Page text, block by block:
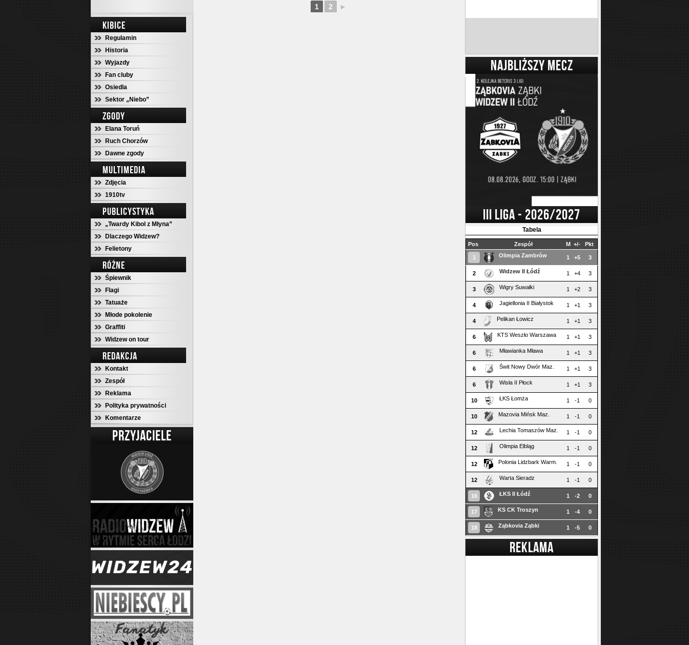
KIBICE
Regulamin
Historia
Wyjazdy
Fan cluby
Osiedla
Sektor „Niebo”
ZGODY
Elana Toruń
Ruch Chorzów
Dawne zgody
MULTIMEDIA
Zdjęcia
1910tv
PUBLICYSTYKA
„Twardy Kibol z Młyna”
Dlaczego Widzew?
Felietony
RÓŻNE
Śpiewnik
Flagi
Tatuaże
Młode pokolenie
Graffiti
Widzew on tour
REDAKCJA
Kontakt
Zespół
Reklama
Polityka prywatności
Komentarze
PRZYJACIELE
1 2 ►
NAJBLIŻSZY MECZ
III LIGA - 2026/2027
Tabela
Pos Zespół M +/- Pkt
1 Olimpia Zambrów 1 +5 3
2 Widzew II Łódź 1 +4 3
3 Wigry Suwałki 1 +2 3
4 Jagiellonia II Białystok 1 +1 3
4 Pelikan Łowicz 1 +1 3
6 KTS Weszło Warszawa 1 +1 3
6 Mławianka Mława 1 +1 3
6 Świt Nowy Dwór Maz. 1 +1 3
6 Wisła II Płock 1 +1 3
10 ŁKS Łomża 1 -1 0
10 Mazovia Mińsk Maz. 1 -1 0
12 Lechia Tomaszów Maz. 1 -1 0
12 Olimpia Elbląg 1 -1 0
12 Polonia Lidzbark Warm. 1 -1 0
12 Warta Sieradz 1 -1 0
16 ŁKS II Łódź 1 -2 0
17 KS CK Troszyn 1 -4 0
18 Ząbkovia Ząbki 1 -5 0
REKLAMA